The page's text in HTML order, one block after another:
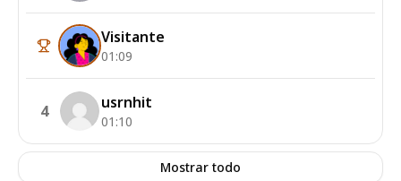
Visitante
01:09
4 usrnhit
01:10
Mostrar todo